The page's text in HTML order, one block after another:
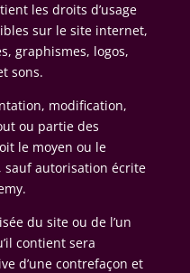
les droits d’usage
sur le site internet,
graphismes, logos,
sons.
modification,
ou partie des
le moyen ou le
autorisation écrite
du site ou de l’un
contient sera
d’une contrefaçon et